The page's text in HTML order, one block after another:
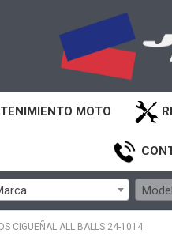
MOTO
CIGUEÑAL ALL BALLS 24-1014